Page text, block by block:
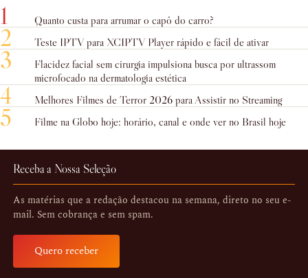
1 Quanto custa para arrumar o capô do carro?
2 Teste IPTV para XCIPTV Player rápido e fácil de ativar
3
Flacidez facial sem cirurgia impulsiona busca por ultrassom
microfocado na dermatologia estética
4 Melhores Filmes de Terror 2026 para Assistir no Streaming
5 Filme na Globo hoje: horário, canal e onde ver no Brasil hoje
Receba a Nossa Seleção
As matérias que a redação destacou na semana, direto no seu e-
mail. Sem cobrança e sem spam.
Quero receber